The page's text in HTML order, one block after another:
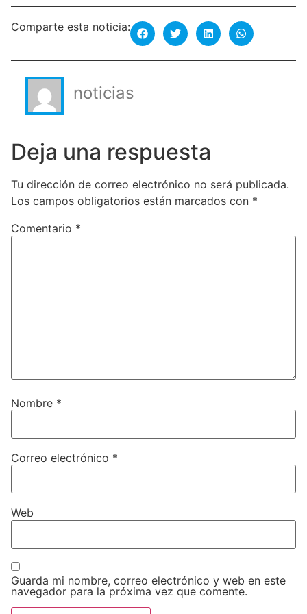
Comparte esta noticia:
noticias
Deja una respuesta
Tu dirección de correo electrónico no será publicada.
Los campos obligatorios están marcados con *
Comentario *
Nombre *
Correo electrónico *
Web
Guarda mi nombre, correo electrónico y web en este
navegador para la próxima vez que comente.